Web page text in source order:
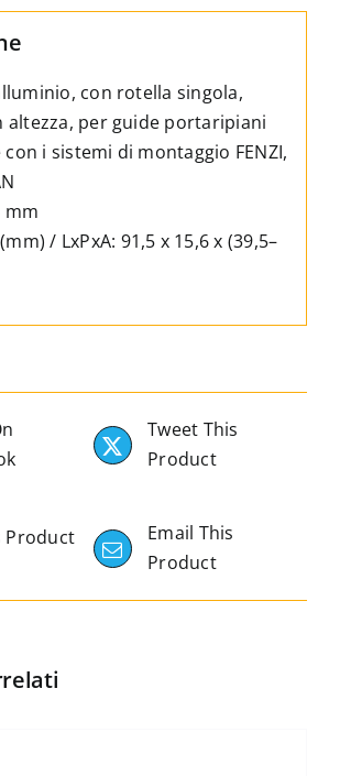
con rotella singola,
altezza, per guide portaripiani
i sistemi di montaggio FENZI,
mm
/ LxPxA: 91,5 x 15,6 x (39,5–
Tweet This
Product
Product
Email This
Product